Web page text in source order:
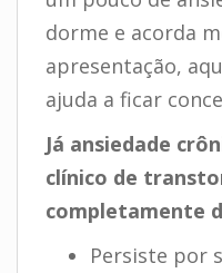
dorme e acorda
apresentação,
ajuda a ficar
Já ansiedade
clínico de
completamente
Persiste por